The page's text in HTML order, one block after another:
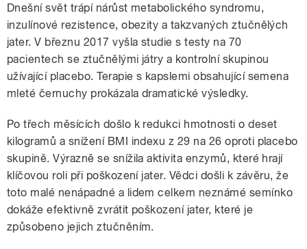
Dnešní svět trápí nárůst metabolického syndromu,
inzulínové rezistence, obezity a takzvaných ztučnělých
jater. V březnu 2017 vyšla studie s testy na 70
pacientech se ztučnělými játry a kontrolní skupinou
užívající placebo. Terapie s kapslemi obsahující semena
mleté černuchy prokázala dramatické výsledky.
Po třech měsících došlo k redukci hmotnosti o deset
kilogramů a snížení BMI indexu z 29 na 26 oproti placebo
skupině. Výrazně se snížila aktivita enzymů, které hrají
klíčovou roli při poškození jater. Vědci došli k závěru, že
toto malé nenápadné a lidem celkem neznámé semínko
dokáže efektivně zvrátit poškození jater, které je
způsobeno jejich ztučněním.